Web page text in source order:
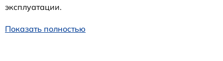
эксплуатации.
Показать полностью